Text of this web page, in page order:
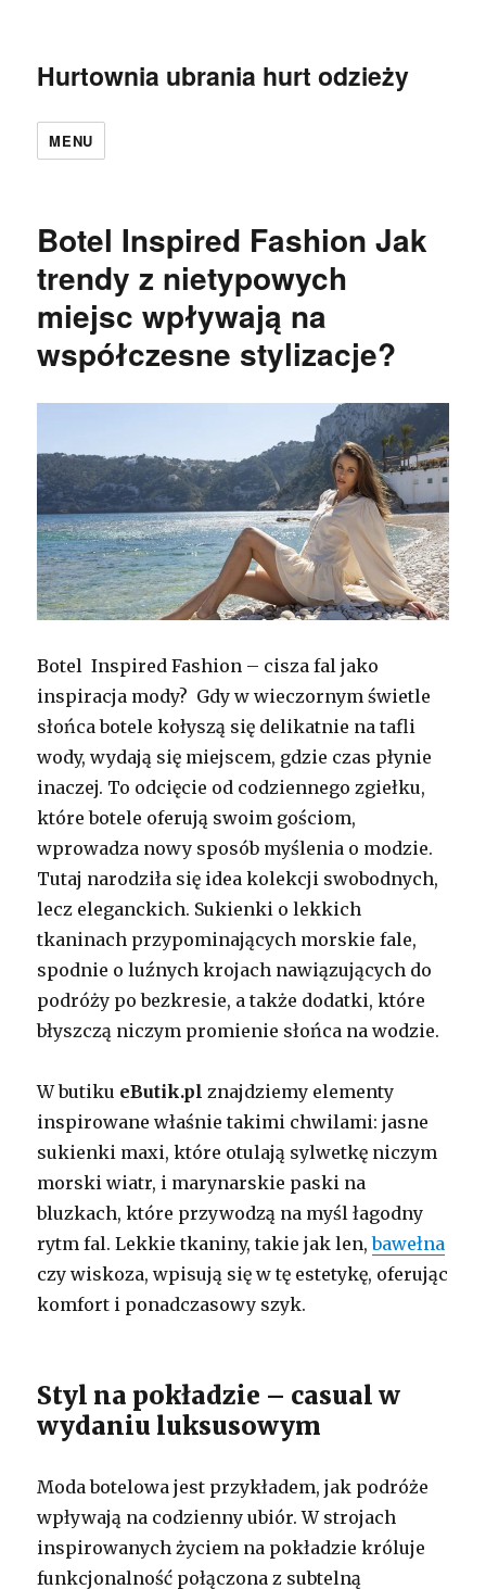
Hurtownia ubrania hurt odzieży
MENU
Botel Inspired Fashion Jak
trendy z nietypowych
miejsc wpływają na
współczesne stylizacje?
Botel Inspired Fashion – cisza fal jako
inspiracja mody? Gdy w wieczornym świetle
słońca botele kołyszą się delikatnie na tafli
wody, wydają się miejscem, gdzie czas płynie
inaczej. To odcięcie od codziennego zgiełku,
które botele oferują swoim gościom,
wprowadza nowy sposób myślenia o modzie.
Tutaj narodziła się idea kolekcji swobodnych,
lecz eleganckich. Sukienki o lekkich
tkaninach przypominających morskie fale,
spodnie o luźnych krojach nawiązujących do
podróży po bezkresie, a także dodatki, które
błyszczą niczym promienie słońca na wodzie.
W butiku eButik.pl znajdziemy elementy
inspirowane właśnie takimi chwilami: jasne
sukienki maxi, które otulają sylwetkę niczym
morski wiatr, i marynarskie paski na
bluzkach, które przywodzą na myśl łagodny
rytm fal. Lekkie tkaniny, takie jak len,bawełna
czy wiskoza, wpisują się w tę estetykę, oferując
komfort i ponadczasowy szyk.
Styl na pokładzie – casual w
wydaniu luksusowym
Moda botelowa jest przykładem, jak podróże
wpływają na codzienny ubiór. W strojach
inspirowanych życiem na pokładzie króluje
funkcjonalność połączona z subtelną